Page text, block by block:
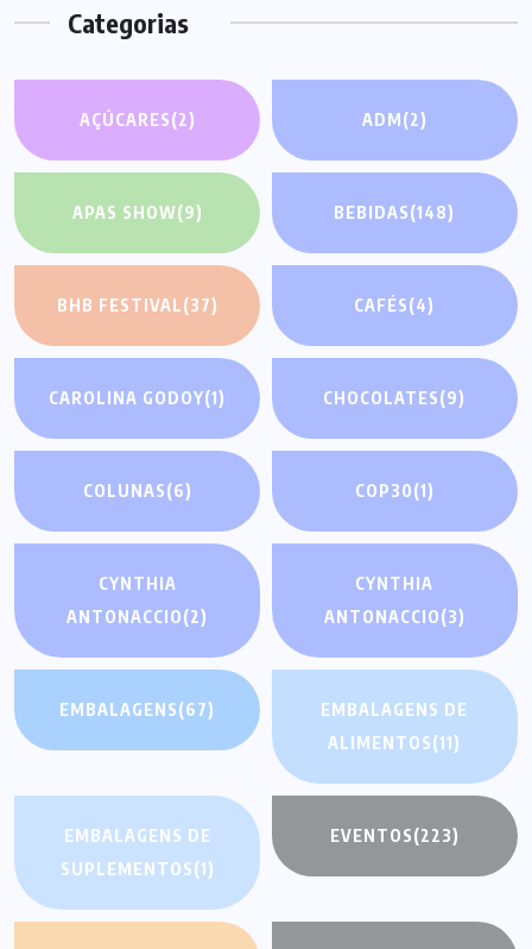
Categorias
AÇÚCARES(2) ADM(2)
APAS SHOW(9) BEBIDAS(148)
BHB FESTIVAL(37) CAFÉS(4)
CAROLINA GODOY(1) CHOCOLATES(9)
COLUNAS(6) COP30(1)
CYNTHIA
ANTONACCIO(2)
CYNTHIA
ANTONACCIO(3)
EMBALAGENS(67)
EMBALAGENS DE
ALIMENTOS(11)
EMBALAGENS DE
SUPLEMENTOS(1)
EVENTOS(223)